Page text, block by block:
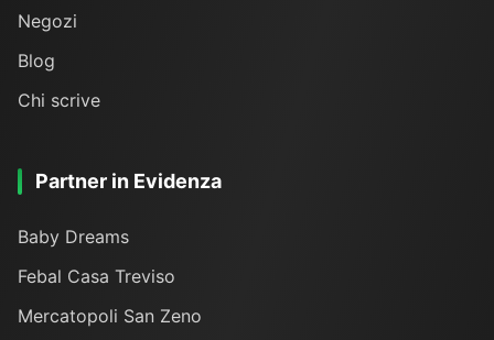
Negozi
Blog
Chi scrive
Partner in Evidenza
Baby Dreams
Febal Casa Treviso
Mercatopoli San Zeno